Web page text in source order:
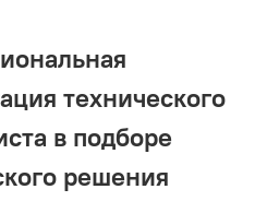
технического
в подборе
решения